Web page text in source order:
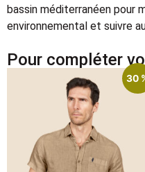
bassin méditerranéen pour
environnemental et suivre
Pour compléter
30